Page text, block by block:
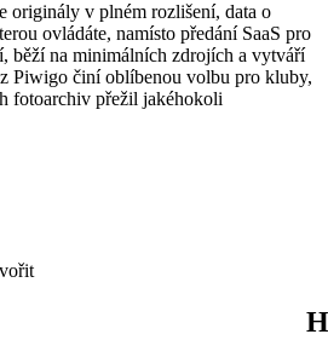
originály v plném rozlišení, data o
ovládáte, namísto předání SaaS pro
běží na minimálních zdrojích a vytváří
Piwigo činí oblíbenou volbu pro kluby,
fotoarchiv přežil jakéhokoli